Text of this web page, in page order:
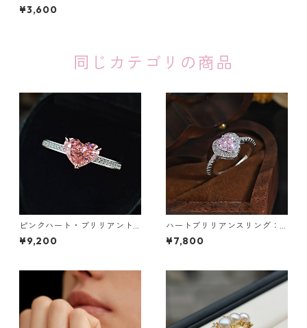
¥3,600
同じカテゴリの商品
ピンクハート・ブリリアント
リング：640
¥9,200
ハートブリリアンスリング：6
38
¥7,800